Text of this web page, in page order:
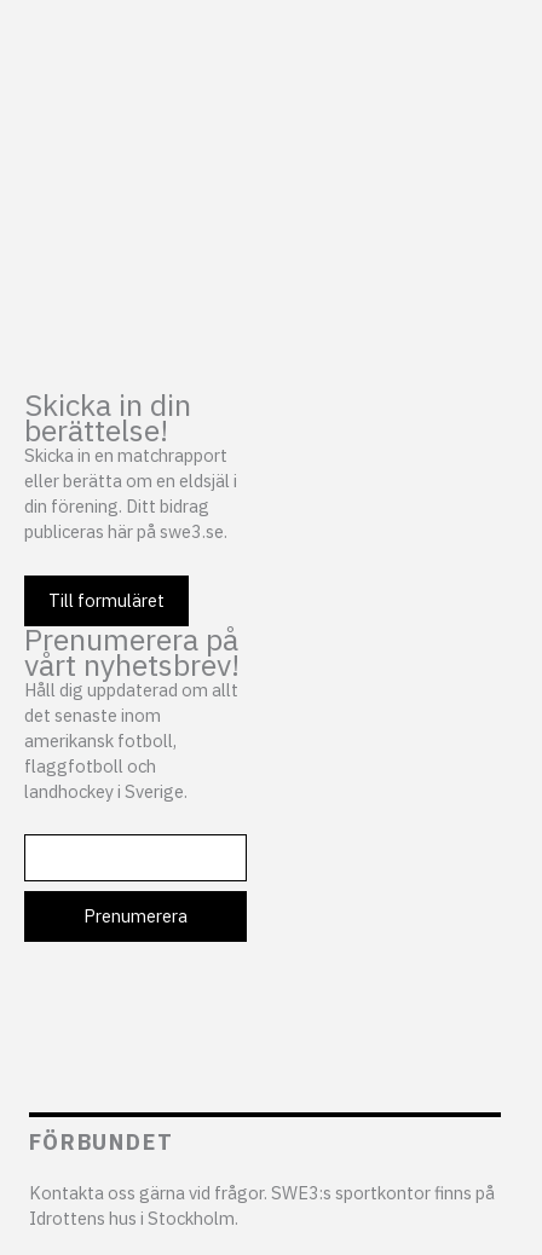
Skicka in din
berättelse!
Skicka in en matchrapport
eller berätta om en eldsjäl i
din förening. Ditt bidrag
publiceras här på swe3.se.
Till formuläret
Prenumerera på
vårt nyhetsbrev!
Håll dig uppdaterad om allt
det senaste inom
amerikansk fotboll,
flaggfotboll och
landhockey i Sverige.
FÖRBUNDET
Kontakta oss gärna vid frågor. SWE3:s sportkontor finns på
Idrottens hus i Stockholm.